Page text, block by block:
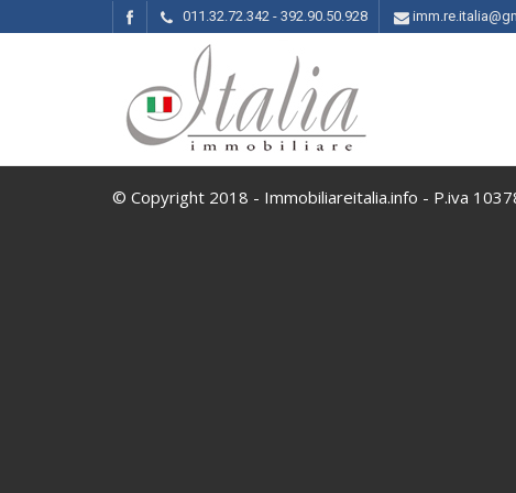
011.32.72.342 - 392.90.50.928
© Copyright 2018 - Immobiliareitalia.info - P.iva